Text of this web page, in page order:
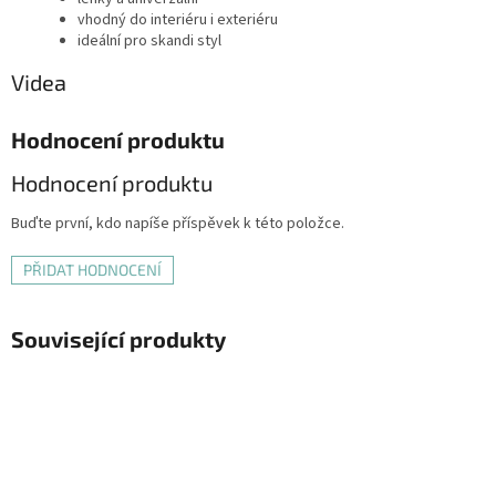
vhodný do interiéru i exteriéru
ideální pro skandi styl
Videa
Hodnocení produktu
Hodnocení produktu
Buďte první, kdo napíše příspěvek k této položce.
PŘIDAT HODNOCENÍ
Související produkty